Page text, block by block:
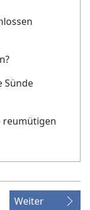
Sünde
reumütigen
Weiter